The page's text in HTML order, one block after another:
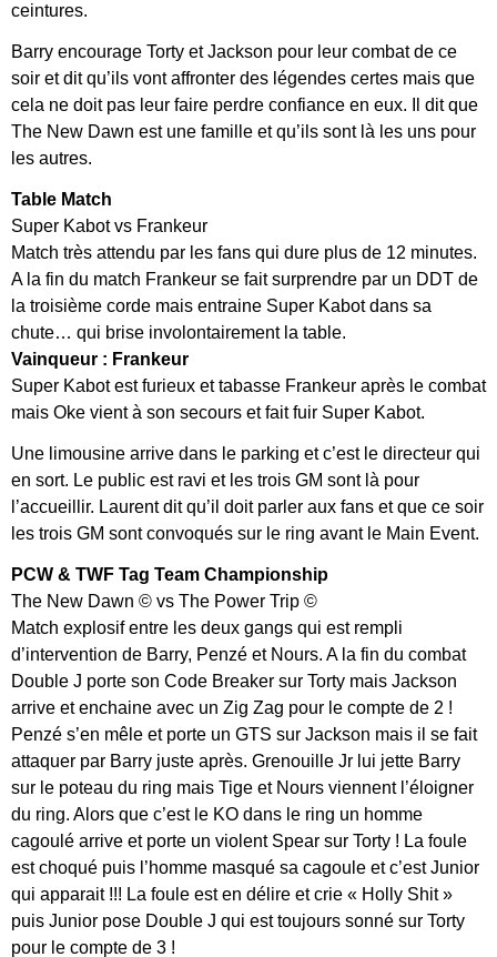
ceintures.
Barry encourage Torty et Jackson pour leur combat de ce
soir et dit qu’ils vont affronter des légendes certes mais que
cela ne doit pas leur faire perdre confiance en eux. Il dit que
The New Dawn est une famille et qu’ils sont là les uns pour
les autres.
Table Match
Super Kabot vs Frankeur
Match très attendu par les fans qui dure plus de 12 minutes.
A la fin du match Frankeur se fait surprendre par un DDT de
la troisième corde mais entraine Super Kabot dans sa
chute… qui brise involontairement la table.
Vainqueur : Frankeur
Super Kabot est furieux et tabasse Frankeur après le combat
mais Oke vient à son secours et fait fuir Super Kabot.
Une limousine arrive dans le parking et c’est le directeur qui
en sort. Le public est ravi et les trois GM sont là pour
l’accueillir. Laurent dit qu’il doit parler aux fans et que ce soir
les trois GM sont convoqués sur le ring avant le Main Event.
PCW & TWF Tag Team Championship
The New Dawn © vs The Power Trip ©
Match explosif entre les deux gangs qui est rempli
d’intervention de Barry, Penzé et Nours. A la fin du combat
Double J porte son Code Breaker sur Torty mais Jackson
arrive et enchaine avec un Zig Zag pour le compte de 2 !
Penzé s’en mêle et porte un GTS sur Jackson mais il se fait
attaquer par Barry juste après. Grenouille Jr lui jette Barry
sur le poteau du ring mais Tige et Nours viennent l’éloigner
du ring. Alors que c’est le KO dans le ring un homme
cagoulé arrive et porte un violent Spear sur Torty ! La foule
est choqué puis l’homme masqué sa cagoule et c’est Junior
qui apparait !!! La foule est en délire et crie « Holly Shit »
puis Junior pose Double J qui est toujours sonné sur Torty
pour le compte de 3 !